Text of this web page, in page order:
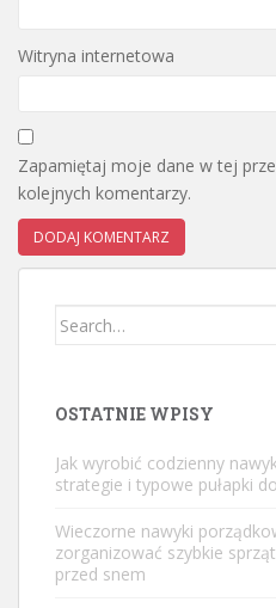
Witryna internetowa
Zapamiętaj moje dane w tej
kolejnych komentarzy.
Search
OSTATNIE WPISY
Jak wyrobić codzienny
strategie i typowe pułapki
Wieczorne nawyki
zorganizować szybkie
przed snem